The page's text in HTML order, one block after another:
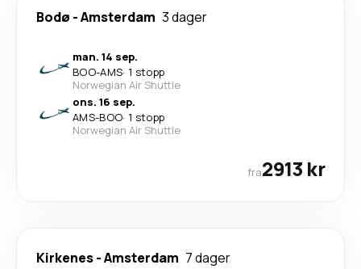
Bodø -Amsterdam 3 dager
man. 14 sep.
BOO-AMS· 1 stopp
Norwegian Air Shuttle
ons. 16 sep.
AMS-BOO· 1 stopp
Norwegian Air Shuttle
fra2913 kr
Kirkenes-Amsterdam 7 dager